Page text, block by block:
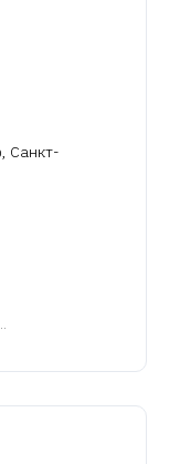
Санкт-